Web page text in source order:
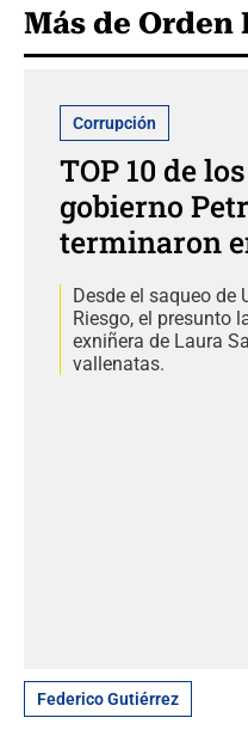
Más de Orden
Corrupción
TOP 10 de
gobierno
terminaron
Desde el saqueo de
Riesgo, el presunto
exniñera de Laura
vallenatas.
Federico Gutiérrez